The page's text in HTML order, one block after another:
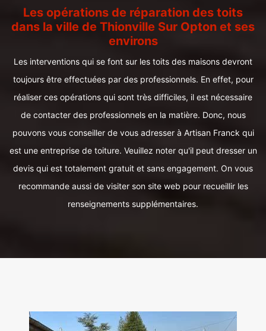
Les opérations de réparation des toits
dans la ville de Thionville Sur Opton et ses
environs
Les interventions qui se font sur les toits des maisons devront
toujours être effectuées par des professionnels. En effet, pour
réaliser ces opérations qui sont très difficiles, il est nécessaire
de contacter des professionnels en la matière. Donc, nous
pouvons vous conseiller de vous adresser à Artisan Franck qui
est une entreprise de toiture. Veuillez noter qu'il peut dresser un
devis qui est totalement gratuit et sans engagement. On vous
recommande aussi de visiter son site web pour recueillir les
renseignements supplémentaires.